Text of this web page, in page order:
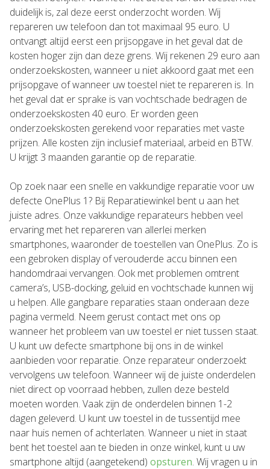
duidelijk is, zal deze eerst onderzocht worden. Wij
repareren uw telefoon dan tot maximaal 95 euro. U
ontvangt altijd eerst een prijsopgave in het geval dat de
kosten hoger zijn dan deze grens. Wij rekenen 29 euro aan
onderzoekskosten, wanneer u niet akkoord gaat met een
prijsopgave of wanneer uw toestel niet te repareren is. In
het geval dat er sprake is van vochtschade bedragen de
onderzoekskosten 40 euro. Er worden geen
onderzoekskosten gerekend voor reparaties met vaste
prijzen. Alle kosten zijn inclusief materiaal, arbeid en BTW.
U krijgt 3 maanden garantie op de reparatie.
Op zoek naar een snelle en vakkundige reparatie voor uw
defecte OnePlus 1? Bij Reparatiewinkel bent u aan het
juiste adres. Onze vakkundige reparateurs hebben veel
ervaring met het repareren van allerlei merken
smartphones, waaronder de toestellen van OnePlus. Zo is
een gebroken display of verouderde accu binnen een
handomdraai vervangen. Ook met problemen omtrent
camera’s, USB-docking, geluid en vochtschade kunnen wij
u helpen. Alle gangbare reparaties staan onderaan deze
pagina vermeld. Neem gerust contact met ons op
wanneer het probleem van uw toestel er niet tussen staat.
U kunt uw defecte smartphone bij ons in de winkel
aanbieden voor reparatie. Onze reparateur onderzoekt
vervolgens uw telefoon. Wanneer wij de juiste onderdelen
niet direct op voorraad hebben, zullen deze besteld
moeten worden. Vaak zijn de onderdelen binnen 1-2
dagen geleverd. U kunt uw toestel in de tussentijd mee
naar huis nemen of achterlaten. Wanneer u niet in staat
bent het toestel aan te bieden in onze winkel, kunt u uw
smartphone altijd (aangetekend) opsturen. Wij vragen u in